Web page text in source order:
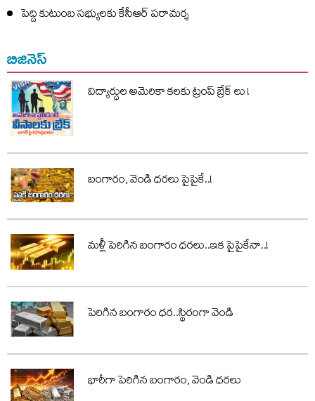
పెద్ది కుటుంబ సభ్యులకు కేసీఆర్ పరామర్శ
బిజినెస్
విద్యార్ధుల అమెరికా కలకు ట్రంప్ బ్రేక్ లు !
బంగారం, వెండి ధరలు పైపైకే..!
మళ్లీ పెరిగిన బంగారం ధరలు..ఇక పైపైకేనా..!
పెరిగిన బంగారం ధర..స్థిరంగా వెండి
భారీగా పెరిగిన బంగారం, వెండి ధరలు